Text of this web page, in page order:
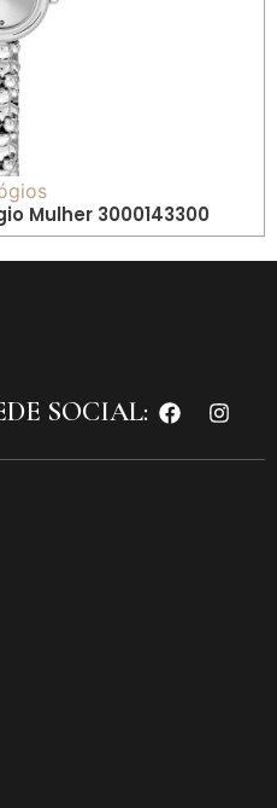
Mulher 3000143300
SOCIAL: